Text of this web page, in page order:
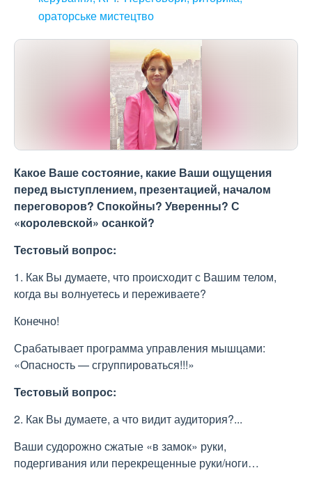
ораторське мистецтво
Какое Ваше состояние, какие Ваши ощущения
перед выступлением, презентацией, началом
переговоров? Спокойны? Уверенны? С
«королевской» осанкой?
Тестовый вопрос:
1. Как Вы думаете, что происходит с Вашим телом,
когда вы волнуетесь и переживаете?
Конечно!
Срабатывает программа управления мышцами:
«Опасность — сгруппироваться!!!»
Тестовый вопрос:
2. Как Вы думаете, а что видит аудитория?...
Ваши судорожно сжатые «в замок» руки,
подергивания или перекрещенные руки/ноги…